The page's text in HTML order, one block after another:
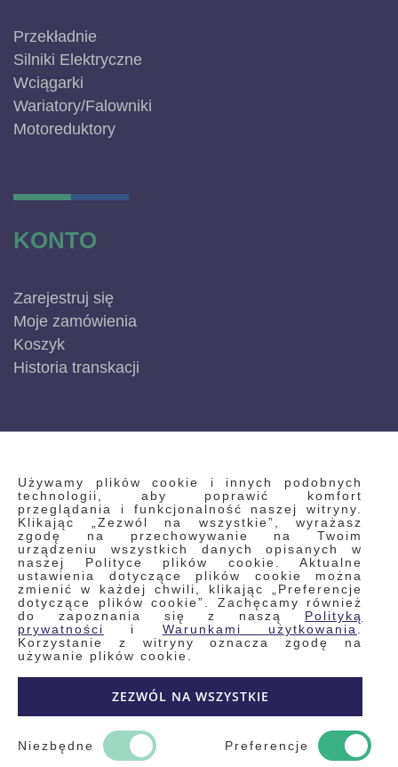
Używamy plików cookie i innych podobnych
technologii, aby poprawić komfort
przeglądania i funkcjonalność naszej witryny.
Klikając „Zezwól na wszystkie”, wyrażasz
zgodę na przechowywanie na Twoim
urządzeniu wszystkich danych opisanych w
naszej Polityce plików cookie. Aktualne
ustawienia dotyczące plików cookie można
zmienić w każdej chwili, klikając „Preferencje
dotyczące plików cookie”. Zachęcamy również
do zapoznania się z naszą Polityką
prywatności
i Warunkami użytkowania
Korzystanie z witryny oznacza zgodę na
używanie plików cookie.
ZEZWÓL NA WSZYSTKIE
Niezbędne Preferencje
Przekładnie
Silniki Elektryczne
Wciągarki
Wariatory/Falowniki
Motoreduktory
KONTO
Zarejestruj się
Moje zamówienia
Koszyk
Historia transkacji
INFORMACJE
Regulamin
Polityka prywatności i pliki cookie
Wyszukiwane frazy
Wyszukiwanie zaawansowane
Zamówienia
Skontaktuj się z nami
Odstąp od umowy
Kontakt